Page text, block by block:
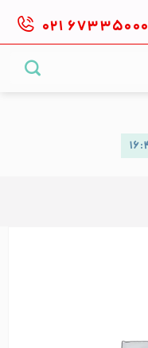
۰۲۱ ۶۷۳۳۵۰۰۰